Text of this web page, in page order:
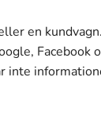
en
Facebook
inte